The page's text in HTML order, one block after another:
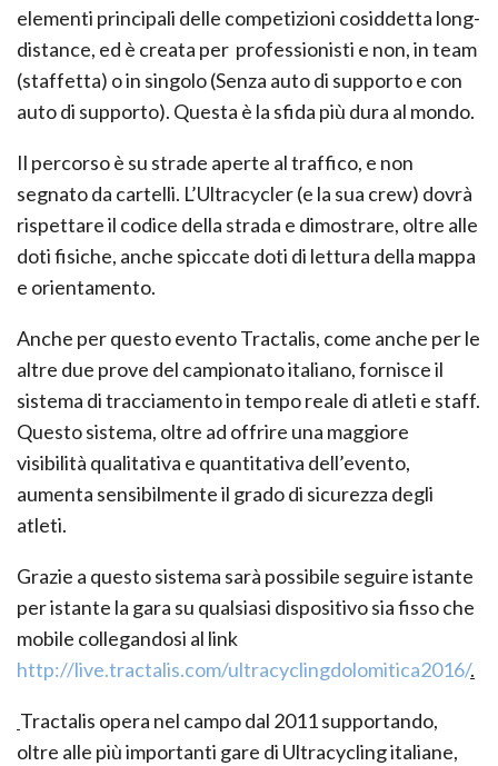
elementi principali delle competizioni cosiddetta long-
distance, ed è creata per professionisti e non, in team
(staffetta) o in singolo (Senza auto di supporto e con
auto di supporto). Questa è la sfida più dura al mondo.
Il percorso è su strade aperte al traffico, e non
segnato da cartelli. L’Ultracycler (e la sua crew) dovrà
rispettare il codice della strada e dimostrare, oltre alle
doti fisiche, anche spiccate doti di lettura della mappa
e orientamento.
Anche per questo evento Tractalis, come anche per le
altre due prove del campionato italiano, fornisce il
sistema di tracciamento in tempo reale di atleti e staff.
Questo sistema, oltre ad offrire una maggiore
visibilità qualitativa e quantitativa dell’evento,
aumenta sensibilmente il grado di sicurezza degli
atleti.
Grazie a questo sistema sarà possibile seguire istante
per istante la gara su qualsiasi dispositivo sia fisso che
mobile collegandosi al link
http://live.tractalis.com/ultracyclingdolomitica2016/.
Tractalis opera nel campo dal 2011 supportando,
oltre alle più importanti gare di Ultracycling italiane,